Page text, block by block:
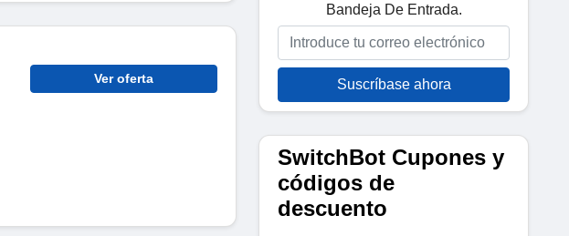
Ver oferta
Bandeja De Entrada.
Suscríbase ahora
SwitchBot Cupones y
códigos de
descuento